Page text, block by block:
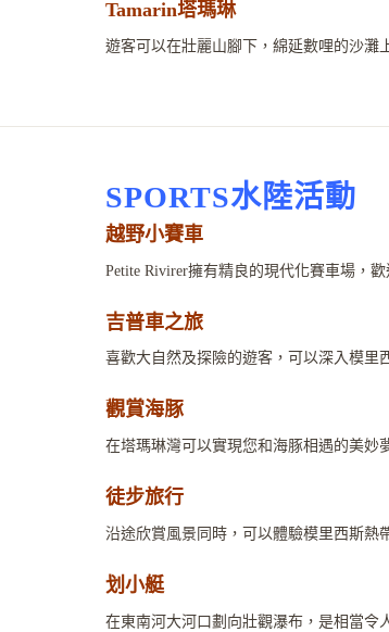
Tamarin塔瑪琳
遊客可以在壯麗山腳下，綿延數哩的沙灘
SPORTS水陸活動
越野小賽車
Petite Rivirer擁有精良的現代化賽車場，
吉普車之旅
喜歡大自然及探險的遊客，可以深入模里
觀賞海豚
在塔瑪琳灣可以實現您和海豚相遇的美妙
徒步旅行
沿途欣賞風景同時，可以體驗模里西斯熱
划小艇
在東南河大河口劃向壯觀瀑布，是相當令